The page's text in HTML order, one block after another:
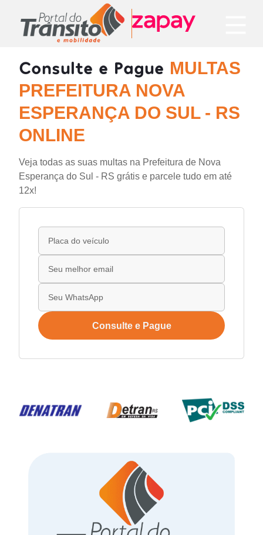
Consulte e Pague MULTAS
PREFEITURA NOVA
ESPERANÇA DO SUL - RS
ONLINE
Veja todas as suas multas na Prefeitura de Nova
Esperança do Sul - RS grátis e parcele tudo em até
12x!
Consulte e Pague